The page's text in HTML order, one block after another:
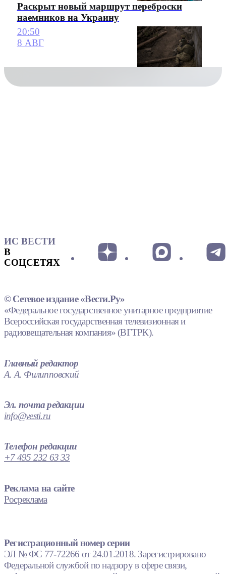
Раскрыт новый маршрут переброски
наемников на Украину
20:50
8 АВГ
ИС ВЕСТИ
В
СОЦСЕТЯХ
© Сетевое издание «Вести.Ру»
«Федеральное государственное унитарное предприятие
Всероссийская государственная телевизионная и
радиовещательная компания» (ВГТРК).
Главный редактор
А. А. Филипповский
Эл. почта редакции
info@vesti.ru
Телефон редакции
+7 495 232 63 33
Реклама на сайте
Росреклама
Регистрационный номер серии
ЭЛ № ФС 77-72266 от 24.01.2018. Зарегистрировано
Федеральной службой по надзору в сфере связи,